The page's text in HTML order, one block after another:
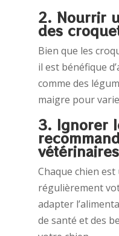
2. Nourrir
des
Bien que les
il est bénéfique
comme des
maigre pour
3. Ignorer
vétérinaires
Chaque chien
régulièrement
adapter
de santé et des